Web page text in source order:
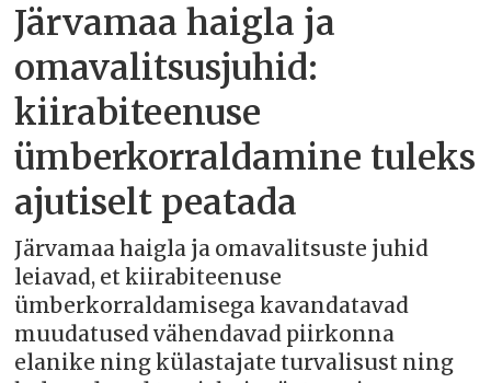
Järvamaa haigla ja
omavalitsusjuhid:
kiirabiteenuse
ümberkorraldamine tuleks
ajutiselt peatada
Järvamaa haigla ja omavalitsuste juhid
leiavad, et kiirabiteenuse
ümberkorraldamisega kavandatavad
muudatused vähendavad piirkonna
elanike ning külastajate turvalisust ning